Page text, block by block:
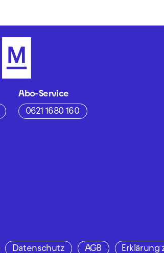
Abo-Service
0621 1680 160
Datenschutz AGB Erklärung